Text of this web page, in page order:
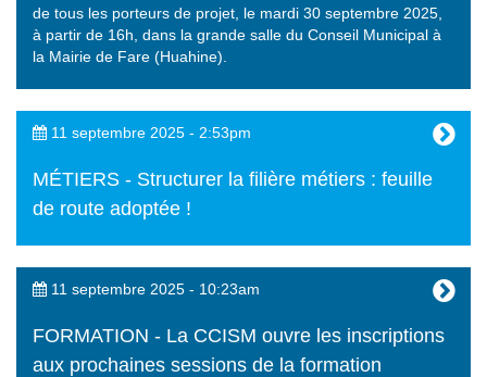
de tous les porteurs de projet, le mardi 30 septembre 2025,
à partir de 16h, dans la grande salle du Conseil Municipal à
la Mairie de Fare (Huahine).
11 septembre 2025 - 2:53pm
MÉTIERS - Structurer la filière métiers : feuille
de route adoptée !
11 septembre 2025 - 10:23am
FORMATION - La CCISM ouvre les inscriptions
aux prochaines sessions de la formation